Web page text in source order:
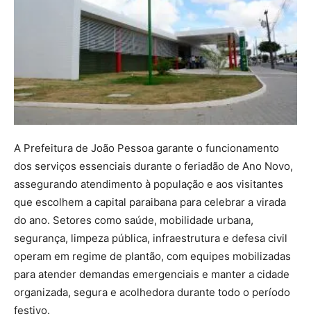
A Prefeitura de João Pessoa garante o funcionamento
dos serviços essenciais durante o feriadão de Ano Novo,
assegurando atendimento à população e aos visitantes
que escolhem a capital paraibana para celebrar a virada
do ano. Setores como saúde, mobilidade urbana,
segurança, limpeza pública, infraestrutura e defesa civil
operam em regime de plantão, com equipes mobilizadas
para atender demandas emergenciais e manter a cidade
organizada, segura e acolhedora durante todo o período
festivo.